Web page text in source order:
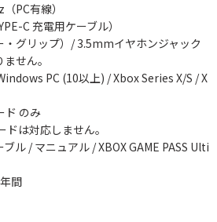
PC有線）
C 充電用ケーブル）
グリップ）/ 3.5mmイヤホンジャック
せん。
PC (10以上) / Xbox Series X/S / X
ド のみ
は対応しません。
ル / マニュアル / XBOX GAME PASS Ulti
間